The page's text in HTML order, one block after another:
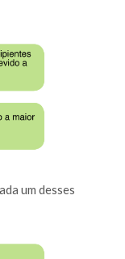
um desses